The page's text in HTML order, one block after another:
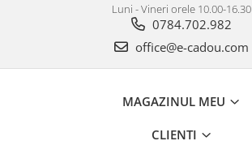
Luni - Vineri orele 10.00-16.30
0784.702.982
office@e-cadou.com
MAGAZINUL MEU
CLIENTI